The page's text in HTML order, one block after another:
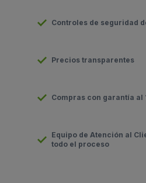
Controles de seguridad
Precios transparentes
Compras con garantía al
Equipo de Atención al
todo el proceso